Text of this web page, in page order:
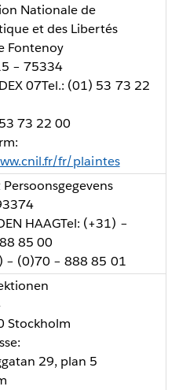
Nationale de
et des Libertés
Fontenoy
– 75334
07Tel.: (01) 53 73 22
73 22 00
fr/plaintes
HAAGTel: (+31) –
85 00
– (0)70 – 888 85 01
Stockholm
29, plan 5